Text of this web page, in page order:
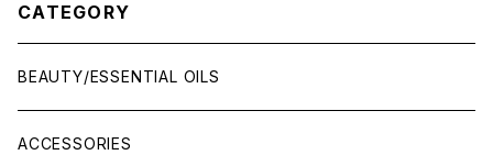
CATEGORY
BEAUTY/ESSENTIAL OILS
ACCESSORIES